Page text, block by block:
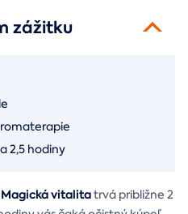
zážitku
2,5 hodiny
vitalitatrvá približne 2